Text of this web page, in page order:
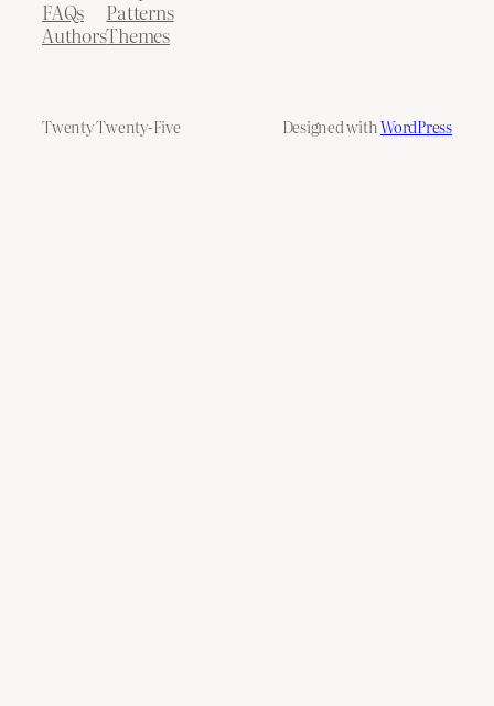
FAQs
Authors
Patterns
Themes
Twenty Twenty-Five Designed withWordPress